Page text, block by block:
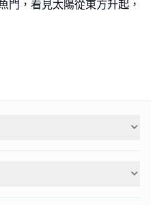
門，看見太陽從東方升起，